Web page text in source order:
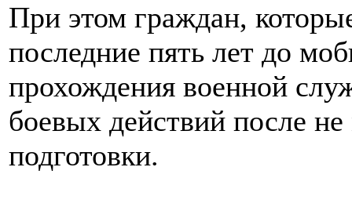
При этом граждан,
последние пять лет до
прохождения военной
боевых действий после
подготовки.